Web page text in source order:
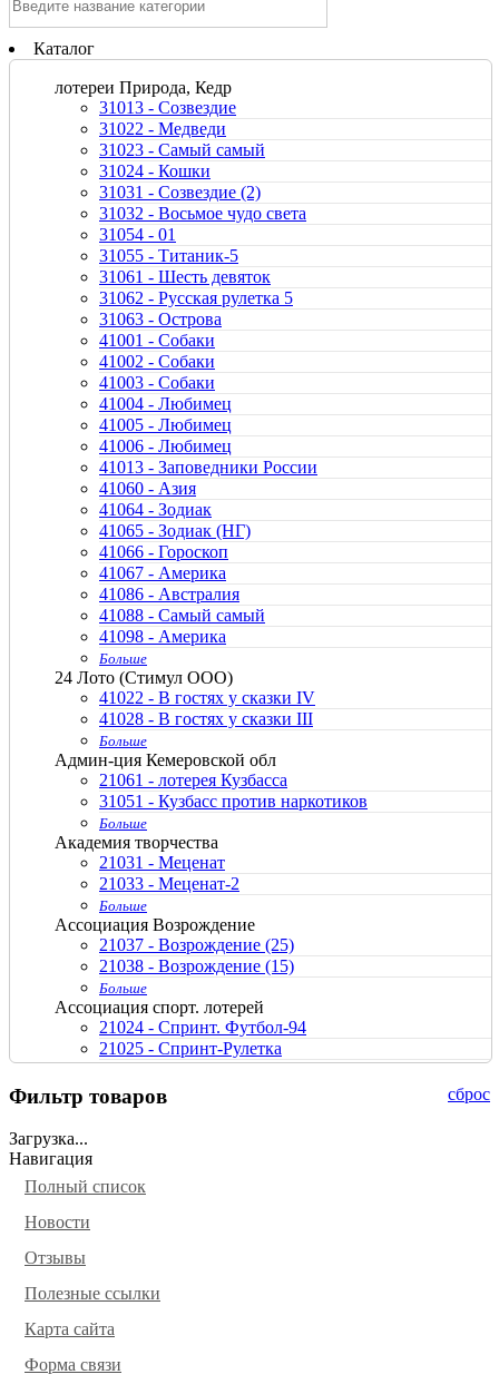
Каталог
лотереи Природа, Кедр
31013 - Созвездие
31022 - Медведи
31023 - Самый самый
31024 - Кошки
31031 - Созвездие (2)
31032 - Восьмое чудо света
31054 - 01
31055 - Титаник-5
31061 - Шесть девяток
31062 - Русская рулетка 5
31063 - Острова
41001 - Собаки
41002 - Собаки
41003 - Собаки
41004 - Любимец
41005 - Любимец
41006 - Любимец
41013 - Заповедники России
41060 - Азия
41064 - Зодиак
41065 - Зодиак (НГ)
41066 - Гороскоп
41067 - Америка
41086 - Австралия
41088 - Самый самый
41098 - Америка
Больше
24 Лото (Стимул ООО)
41022 - В гостях у сказки IV
41028 - В гостях у сказки III
Больше
Админ-ция Кемеровской обл
21061 - лотерея Кузбасса
31051 - Кузбасс против наркотиков
Больше
Академия творчества
21031 - Меценат
21033 - Меценат-2
Больше
Ассоциация Возрождение
21037 - Возрождение (25)
21038 - Возрождение (15)
Больше
Ассоциация спорт. лотерей
21024 - Спринт. Футбол-94
21025 - Спринт-Рулетка
21026 - Спринт-Рулетка
21040 - Великолепный кубик (300)
21041 - Великолепный кубик
Больше
без указания эмитента
21028 - фонд им. Льва Яшина
21057 - Ралли
21058 - Ралли
сброс
Фильтр товаров
Загрузка...
Навигация
Полный список
Новости
Отзывы
Полезные ссылки
Карта сайта
Форма связи